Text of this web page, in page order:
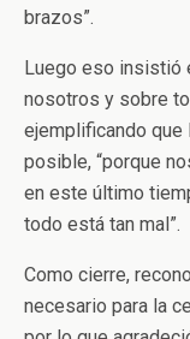
brazos”.
Luego eso insistió
nosotros y sobre
ejemplificando que
posible, “porque
en este último
todo está tan mal”.
Como cierre,
necesario para la